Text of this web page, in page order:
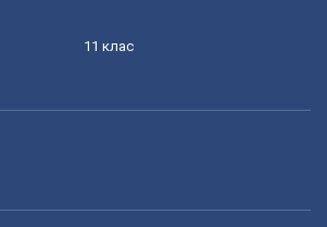
11 клас